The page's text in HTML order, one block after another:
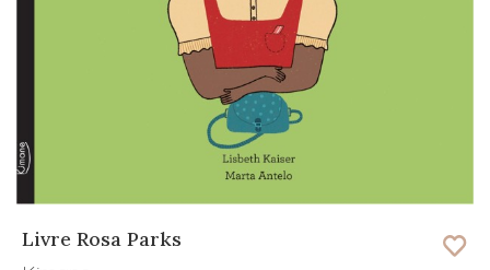
Livre Rosa Parks